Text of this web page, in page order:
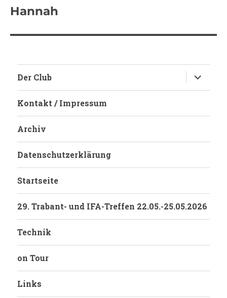
Vorheriger
Hannah
Der Club
anzeigen
Kontakt / Impressum
Archiv
Datenschutzerklärung
Startseite
29. Trabant- und IFA-Treffen 22.05.-25.05.2026
Technik
on Tour
Links